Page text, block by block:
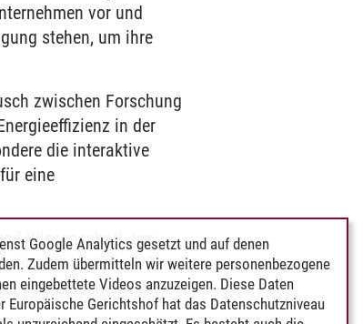
vor und
stehen, um ihre
zwischen Forschung
in der
die interaktive
eine
Wissenschaft, um
zu begleiten. Das
eine entscheidende
Google Analytics gesetzt und auf denen
Zudem übermitteln wir weitere personenbezogene
eingebettete Videos anzuzeigen. Diese Daten
Gerichtshof hat das Datenschutzniveau